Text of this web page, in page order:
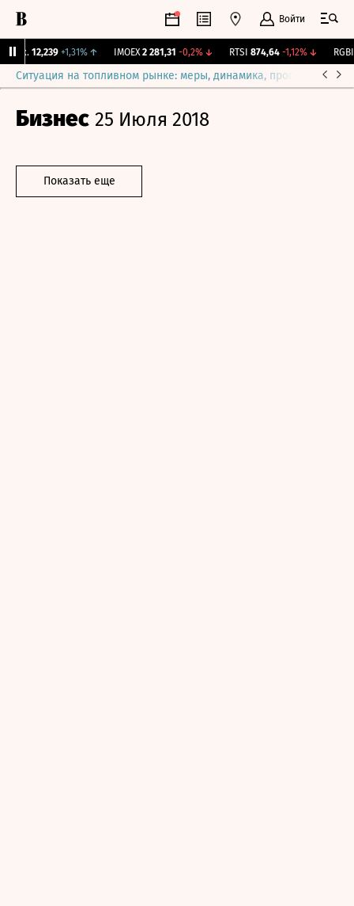
Войти
12,239 +1,31% ↑ IMOEX 2 281,31 -0,2%↓ RTSI 874,64 -1,12%↓ RGBI
Ситуация на топливном рынке: меры, динамика, прогнозы
Бизнес 25 Июля 2018
Показать еще